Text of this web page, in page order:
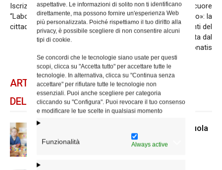
aspettative. Le informazioni di solito non ti identificano
direttamente, ma possono fornire un'esperienza Web
più personalizzata. Poiché rispettiamo il tuo diritto alla
privacy, è possibile scegliere di non consentire alcuni
tipi di cookie.
Se concordi che le tecnologie siano usate per questi
scopi, clicca su "Accetta tutto" per accettare tutte le
tecnologie. In alternativa, clicca su "Continua senza
accettare" per rifiutare tutte le tecnologie non
essenziali. Puoi anche scegliere per categoria
cliccando su "Configura". Puoi revocare il tuo consenso
e modificare le tue scelte in qualsiasi momento
Funzionalità Always active
Iscrizioni aperte per il
“Laboratorio educazione alla
cittadinanza”
«La guarigione del cuore
comincia dall’ascolto»: la
Messa per i dipendenti del
Vicariato presieduta dal
cardinale De Donatis
ARTICOLI CORRELATI
DELLO STESSO AUTORE
Giornata di studio dedicata alla scuola
cattolica dell’infanzia